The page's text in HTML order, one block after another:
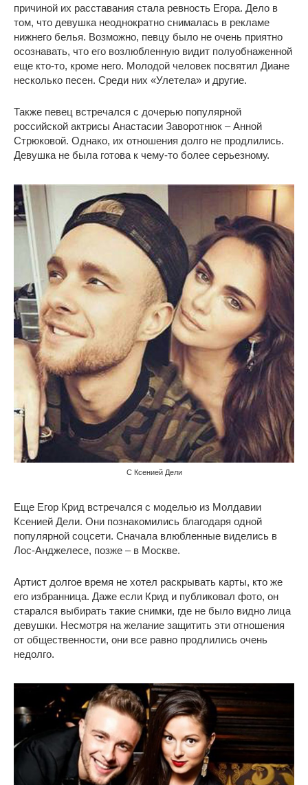
причиной их расставания стала ревность Егора. Дело в
том, что девушка неоднократно снималась в рекламе
нижнего белья. Возможно, певцу было не очень приятно
осознавать, что его возлюбленную видит полуобнаженной
еще кто-то, кроме него. Молодой человек посвятил Диане
несколько песен. Среди них «Улетела» и другие.
Также певец встречался с дочерью популярной
российской актрисы Анастасии Заворотнюк – Анной
Стрюковой. Однако, их отношения долго не продлились.
Девушка не была готова к чему-то более серьезному.
С Ксенией Дели
Еще Егор Крид встречался с моделью из Молдавии
Ксенией Дели. Они познакомились благодаря одной
популярной соцсети. Сначала влюбленные виделись в
Лос-Анджелесе, позже – в Москве.
Артист долгое время не хотел раскрывать карты, кто же
его избранница. Даже если Крид и публиковал фото, он
старался выбирать такие снимки, где не было видно лица
девушки. Несмотря на желание защитить эти отношения
от общественности, они все равно продлились очень
недолго.